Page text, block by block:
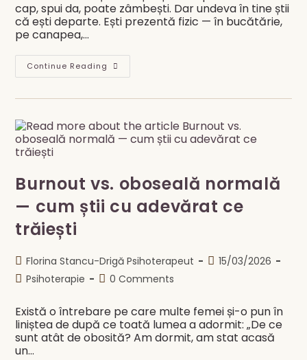
cap, spui da, poate zâmbești. Dar undeva în tine știi
că ești departe. Ești prezentă fizic — în bucătărie,
pe canapea,…
Continue Reading Când
Ești
Dar
Ești
Burnout vs. oboseală normală
— cum știi cu adevărat ce
trăiești
Post
author:
Florina Stancu-Drigă Psihoterapeut
Post15/03/2026
PostPsihoterapie
Post0 Comments
Există o întrebare pe care multe femei și-o pun în
liniștea de după ce toată lumea a adormit: „De ce
sunt atât de obosită? Am dormit, am stat acasă
un…